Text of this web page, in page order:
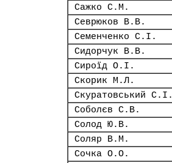
Сажко С.М.
Севрюков В.В.
Семенченко С.І.
Сидорчук В.В.
Сироїд О.І.
Скорик М.Л.
Скуратовський С.І.
Соболєв С.В.
Солод Ю.В.
Соляр В.М.
Сочка О.О.